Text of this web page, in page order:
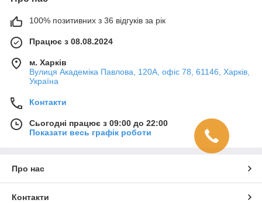
100% позитивних з 36 відгуків за рік
Працює з 08.08.2024
м. Харків
Вулиця Академіка Павлова, 120А, офіс 78, 61146, Харків,
Україна
Контакти
Сьогодні працює з 09:00 до 22:00
Показати весь графік роботи
Про нас
Контакти